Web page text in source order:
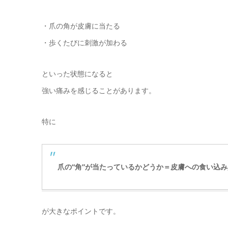
・爪の角が皮膚に当たる
・歩くたびに刺激が加わる
といった状態になると
強い痛みを感じることがあります。
特に
爪の“角”が当たっているかどうか＝皮膚への食い込
が大きなポイントです。